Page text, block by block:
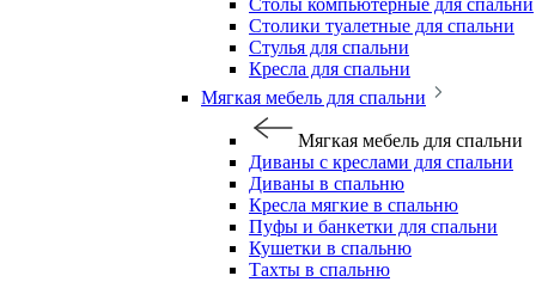
Столы компьютерные для спальни
Столики туалетные для спальни
Стулья для спальни
Кресла для спальни
Мягкая мебель для спальни
Мягкая мебель для спальни
Диваны с креслами для спальни
Диваны в спальню
Кресла мягкие в спальню
Пуфы и банкетки для спальни
Кушетки в спальню
Тахты в спальню